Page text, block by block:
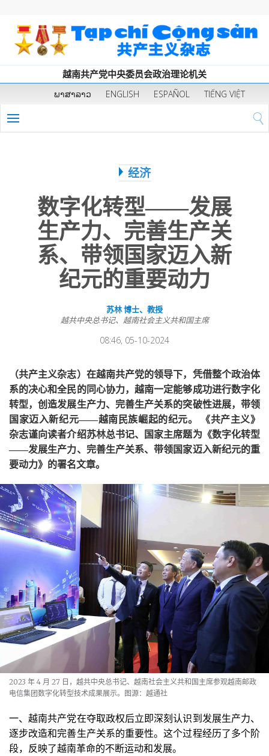
越南共产党中央委员会政治理论机关
ພາສາລາວ ENGLISH ESPAÑOL TIẾNG VIỆT
经济
数字化转型——发展
生产力、完善生产关
系、带领国家迈入新
纪元的重要动力
苏林 博士、教授
越共中央总书记、越南社会主义共和国主席
08:46, 05-10-2024
（共产主义杂志）在越南共产党的领导下，凭借整个政治体
系的决心和全民的同心协力，越南一定能够成功进行数字化
转型，创造发展生产力、完善生产关系的突破性进展，带领
国家迈入新纪元——越南民族崛起的纪元。 《共产主义》
杂志谨向读者介绍苏林总书记、国家主席题为《数字化转型
——发展生产力、完善生产关系、带领国家迈入新纪元的重
要动力》的署名文章。
2023 年 4 月 27 日，越共中央总书记、越南社会主义共和国主席参观越南邮政
电信集团数字化转型技术成果展示。图源：越通社
一、越南共产党在夺取政权后立即深刻认识到发展生产力、
逐步改造和完善生产关系的重要性。这个过程经历了多个阶
段，反映了越南革命的不断运动和发展。